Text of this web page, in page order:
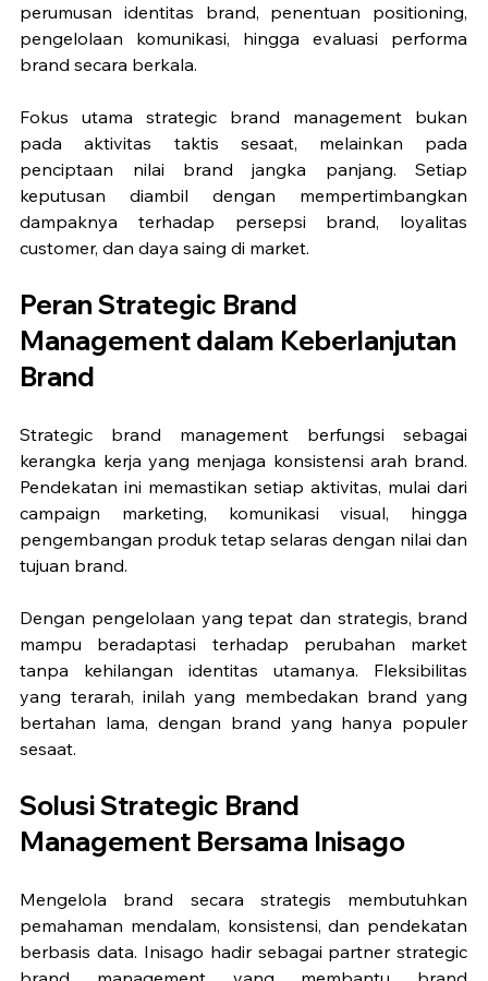
perumusan identitas brand, penentuan positioning,
pengelolaan komunikasi, hingga evaluasi performa
brand secara berkala.
Fokus utama strategic brand management bukan
pada aktivitas taktis sesaat, melainkan pada
penciptaan nilai brand jangka panjang. Setiap
keputusan diambil dengan mempertimbangkan
dampaknya terhadap persepsi brand, loyalitas
customer, dan daya saing di market.
Peran Strategic Brand
Management dalam Keberlanjutan
Brand
Strategic brand management berfungsi sebagai
kerangka kerja yang menjaga konsistensi arah brand.
Pendekatan ini memastikan setiap aktivitas, mulai dari
campaign marketing, komunikasi visual, hingga
pengembangan produk tetap selaras dengan nilai dan
tujuan brand.
Dengan pengelolaan yang tepat dan strategis, brand
mampu beradaptasi terhadap perubahan market
tanpa kehilangan identitas utamanya. Fleksibilitas
yang terarah, inilah yang membedakan brand yang
bertahan lama, dengan brand yang hanya populer
sesaat.
Solusi Strategic Brand
Management Bersama Inisago
Mengelola brand secara strategis membutuhkan
pemahaman mendalam, konsistensi, dan pendekatan
berbasis data. Inisago hadir sebagai partner strategic